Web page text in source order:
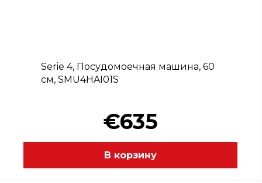
Serie 4, Посудомоечная машина, 60
см, SMU4HAI01S
€635
В корзину